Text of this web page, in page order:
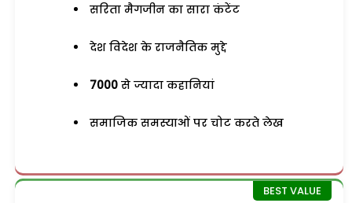
सरिता मैगजीन का सारा कंटेंट
देश विदेश के राजनैतिक मुद्दे
7000 से ज्यादा कहानियां
समाजिक समस्याओं पर चोट करते लेख